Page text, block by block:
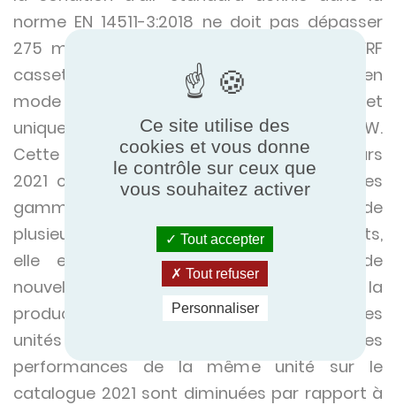
norme EN 14511-3:2018 ne doit pas dépasser
275 m3/h/kw pour les unités intérieures VRF
cassettes et gainées. La limite s'applique en
mode refroidissement et chauffage et
uniquement pour les unités de plus de 12 kW.
Cette nouvelle règle est effective depuis mars
2021 ce qui a fait un grand impact sur les
gammes d'unités dans les catalogues 2021 de
plusieurs fabricants. Pour certains fabricants,
elle est représentée par l'apparition de
nouvelles gammes de produits et l'arrêt de la
production des versions précédentes des
unités intérieures. Pour d'autres, les
performances de la même unité sur le
catalogue 2021 sont diminuées par rapport à
Ce site utilise des
cookies et vous donne
le contrôle sur ceux que
vous souhaitez activer
Tout accepter
Tout refuser
Personnaliser